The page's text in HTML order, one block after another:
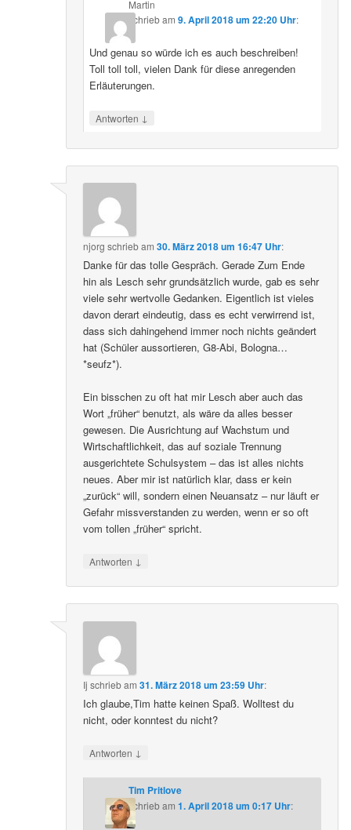
Martin
schriebam 9. April 2018 um 22:20 Uhr:
Und genau so würde ich es auch beschreiben!
Toll toll toll, vielen Dank für diese anregenden
Erläuterungen.
Antworten ↓
njorg schriebam30. März 2018 um 16:47 Uhr:
Danke für das tolle Gespräch. Gerade Zum Ende
hin als Lesch sehr grundsätzlich wurde, gab es sehr
viele sehr wertvolle Gedanken. Eigentlich ist vieles
davon derart eindeutig, dass es echt verwirrend ist,
dass sich dahingehend immer noch nichts geändert
hat (Schüler aussortieren, G8-Abi, Bologna…
*seufz*).
Ein bisschen zu oft hat mir Lesch aber auch das
Wort „früher“ benutzt, als wäre da alles besser
gewesen. Die Ausrichtung auf Wachstum und
Wirtschaftlichkeit, das auf soziale Trennung
ausgerichtete Schulsystem – das ist alles nichts
neues. Aber mir ist natürlich klar, dass er kein
„zurück“ will, sondern einen Neuansatz – nur läuft er
Gefahr missverstanden zu werden, wenn er so oft
vom tollen „früher“ spricht.
Antworten ↓
Ij schriebam31. März 2018 um 23:59 Uhr:
Ich glaube,Tim hatte keinen Spaß. Wolltest du
nicht, oder konntest du nicht?
Antworten ↓
Tim Pritlove
schriebam 1. April 2018 um 0:17 Uhr: